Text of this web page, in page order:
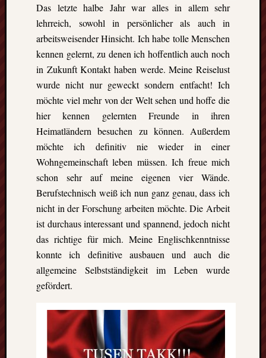
Das letzte halbe Jahr war alles in allem sehr
lehrreich, sowohl in persönlicher als auch in
arbeitsweisender Hinsicht. Ich habe tolle Menschen
kennen gelernt, zu denen ich hoffentlich auch noch
in Zukunft Kontakt haben werde. Meine Reiselust
wurde nicht nur geweckt sondern entfacht! Ich
möchte viel mehr von der Welt sehen und hoffe die
hier kennen gelernten Freunde in ihren
Heimatländern besuchen zu können. Außerdem
möchte ich definitiv nie wieder in einer
Wohngemeinschaft leben müssen. Ich freue mich
schon sehr auf meine eigenen vier Wände.
Berufstechnisch weiß ich nun ganz genau, dass ich
nicht in der Forschung arbeiten möchte. Die Arbeit
ist durchaus interessant und spannend, jedoch nicht
das richtige für mich. Meine Englischkenntnisse
konnte ich definitive ausbauen und auch die
allgemeine Selbstständigkeit im Leben wurde
gefördert.